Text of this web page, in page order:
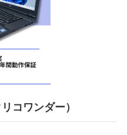
コワンダー）